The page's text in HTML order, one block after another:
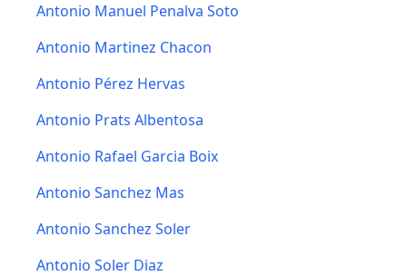
Antonio Manuel Penalva Soto
Antonio Martinez Chacon
Antonio Pérez Hervas
Antonio Prats Albentosa
Antonio Rafael Garcia Boix
Antonio Sanchez Mas
Antonio Sanchez Soler
Antonio Soler Diaz